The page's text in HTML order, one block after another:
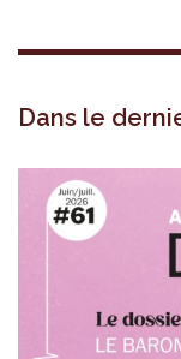
Dans le